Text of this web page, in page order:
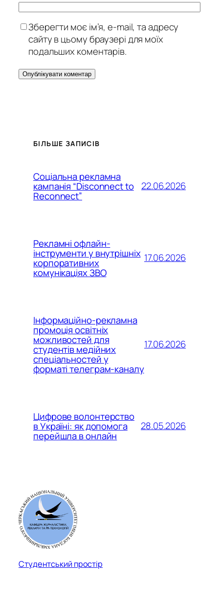
Зберегти моє ім’я, e-mail, та адресу
сайту в цьому браузері для моїх
подальших коментарів.
БІЛЬШЕ ЗАПИСІВ
Соціальна рекламна
кампанія “Disconnect to
Reconnect”
22.06.2026
Рекламні офлайн-
інструменти у внутрішніх
корпоративних
комунікаціях ЗВО
17.06.2026
Інформаційно-рекламна
промоція освітніх
можливостей для
студентів медійних
спеціальностей у
форматі телеграм-каналу
17.06.2026
Цифрове волонтерство
в Україні: як допомога
перейшла в онлайн
28.05.2026
Студентський простір